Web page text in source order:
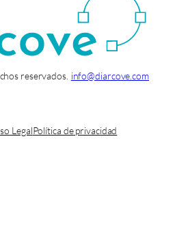
reservados. info@diarcove.com
LegalPolítica de privacidad